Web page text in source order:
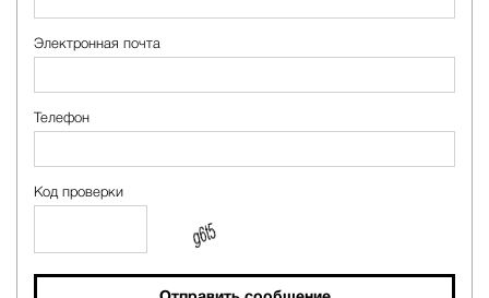
Электронная почта
Телефон
Код проверки